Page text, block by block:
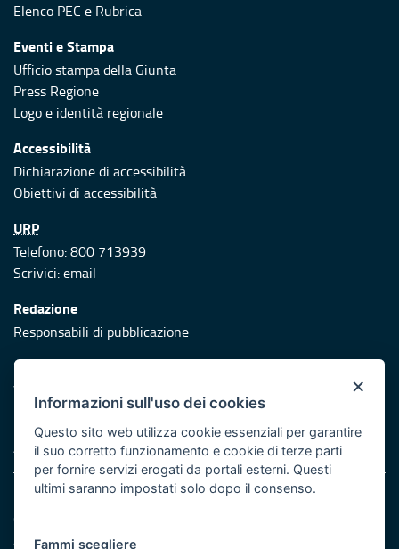
Elenco PEC e Rubrica
Eventi e Stampa
Ufficio stampa della Giunta
Press Regione
Logo e identità regionale
Accessibilità
Dichiarazione di accessibilità
Obiettivi di accessibilità
URP
Telefono: 800 713939
Scrivici:email
Redazione
Responsabili di pubblicazione
Protezione civile
Vai al sito di Protezione Civile Puglia
Iniziativa finanziata con risorse del POR Puglia 2014/2020 -
Asse XI
Note legali
Cookie e privacy
Atti di notifica
×
Informazioni sull'uso dei cookies
Questo sito web utilizza cookie essenziali per garantire
il suo corretto funzionamento e cookie di terze parti
per fornire servizi erogati da portali esterni. Questi
ultimi saranno impostati solo dopo il consenso.
Fammi scegliere